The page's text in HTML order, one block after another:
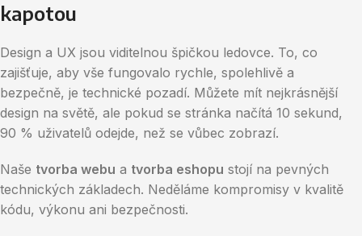
kapotou
Design a UX jsou viditelnou špičkou ledovce. To, co
zajišťuje, aby vše fungovalo rychle, spolehlivě a
bezpečně, je technické pozadí. Můžete mít nejkrásnější
design na světě, ale pokud se stránka načítá 10 sekund,
90 % uživatelů odejde, než se vůbec zobrazí.
Naše tvorba webu a tvorba eshopu stojí na pevných
technických základech. Neděláme kompromisy v kvalitě
kódu, výkonu ani bezpečnosti.